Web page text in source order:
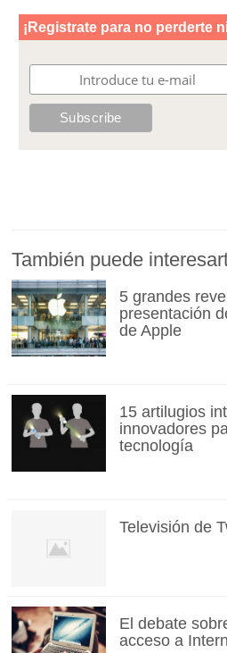
También puede
5 grandes
presentación
de Apple
15 artilugios
innovadores
tecnología
Televisión de
El debate
acceso a